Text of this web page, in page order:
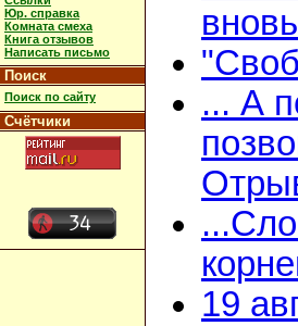
Юр. справка
Комната смеха
Книга отзывов
Написать письмо
Поиск
Поиск по сайту
Счётчики
... А
19